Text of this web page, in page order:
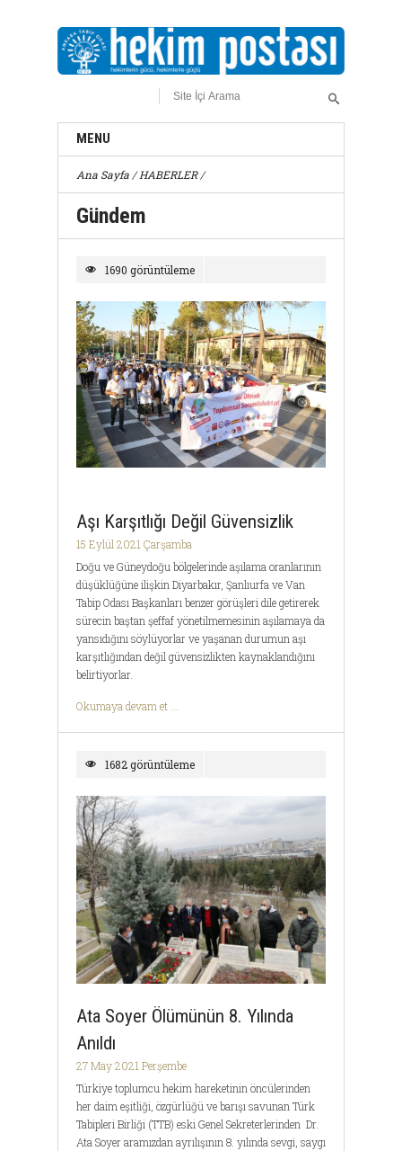
MENU
Ana Sayfa /HABERLER/
Gündem
1690 görüntüleme
Aşı Karşıtlığı Değil Güvensizlik
15 Eylül 2021 Çarşamba
Doğu ve Güneydoğu bölgelerinde aşılama oranlarının
düşüklüğüne ilişkin Diyarbakır, Şanlıurfa ve Van
Tabip Odası Başkanları benzer görüşleri dile getirerek
sürecin baştan şeffaf yönetilmemesinin aşılamaya da
yansıdığını söylüyorlar ve yaşanan durumun aşı
karşıtlığından değil güvensizlikten kaynaklandığını
belirtiyorlar.
Okumaya devam et ...
1682 görüntüleme
Ata Soyer Ölümünün 8. Yılında
Anıldı
27 May 2021 Perşembe
Türkiye toplumcu hekim hareketinin öncülerinden
her daim eşitliği, özgürlüğü ve barışı savunan Türk
Tabipleri Birliği (TTB) eski Genel Sekreterlerinden Dr.
Ata Soyer aramızdan ayrılışının 8. yılında sevgi, saygı